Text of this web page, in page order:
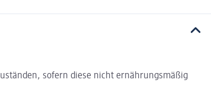
sofern diese nicht ernährungsmäßig